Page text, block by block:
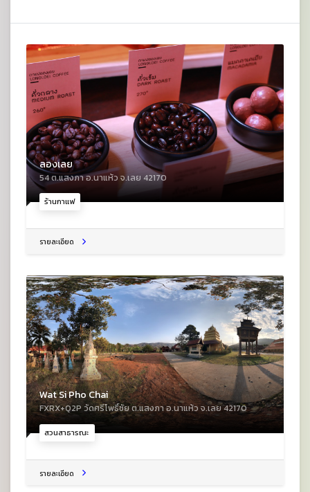
ร้านกาแฟ
ลองเลย
54 ต.แสงภา อ.นาแห้ว จ.เลย 42170
รายละเอียด
สวนสาธารณะ
Wat Si Pho Chai
FXRX+Q2P วัดศรีโพธิ์ชัย ต.แสงภา อ.นาแห้ว จ.เลย 42170
รายละเอียด